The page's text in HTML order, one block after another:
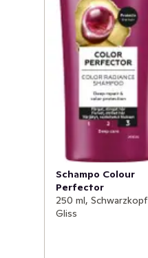
Schampo Colour
Perfector
250 ml, Schwarzkopf
Gliss